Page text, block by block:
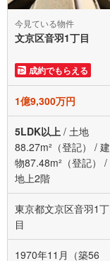
今見ている物件
文京区音羽1丁目
成約でもらえる
1億9,300万円
5LDK以上 / 土地
88.27m²（登記）
/ 建
物87.48m²（登記）
/
地上2階
東京都文京区音羽1丁
目
1970年11月（築56